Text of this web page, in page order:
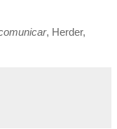
, Herder,